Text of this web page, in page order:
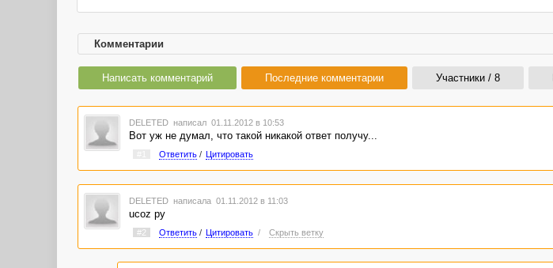
Комментарии
Написать комментарий Последние комментарии Участники / 8
DELETED написал 01.11.2012 в 10:53
Вот уж не думал, что такой никакой ответ получу...
Ответить/ Цитировать
DELETED написала 01.11.2012 в 11:03
ucoz ру
#2 Ответить/ Цитировать / Скрыть ветку